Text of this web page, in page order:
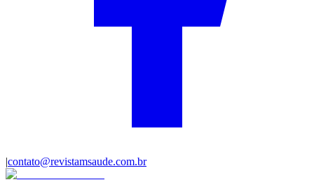
|contato@revistamsaude.com.br